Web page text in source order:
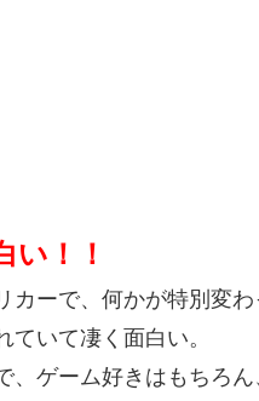
い！！
ーで、何かが特別変わ
いて凄く面白い。
ゲーム好きはもちろん